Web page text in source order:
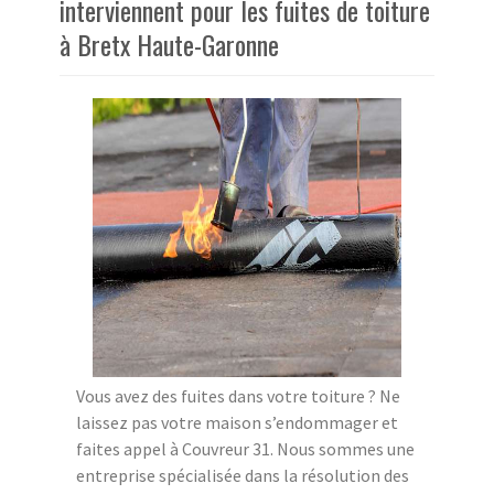
interviennent pour les fuites de toiture
à Bretx Haute-Garonne
Vous avez des fuites dans votre toiture ? Ne
laissez pas votre maison s’endommager et
faites appel à Couvreur 31. Nous sommes une
entreprise spécialisée dans la résolution des